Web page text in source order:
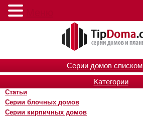
Серии домов списком
Категории
Статьи
Серии блочных домов
Серии кирпичных домов